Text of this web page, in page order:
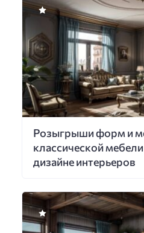
Розыгрыши форм и
классической
дизайне интерьеров